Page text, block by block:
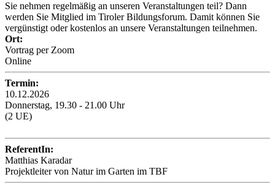
Sie nehmen regelmäßig an unseren Veranstaltungen teil? Dann
werden Sie Mitglied im Tiroler Bildungsforum. Damit können Sie
vergünstigt oder kostenlos an unsere Veranstaltungen teilnehmen.
Ort:
Vortrag per Zoom
Online
Termin:
10.12.2026
Donnerstag, 19.30 - 21.00 Uhr
(2 UE)
ReferentIn:
Matthias Karadar
Projektleiter von Natur im Garten im TBF